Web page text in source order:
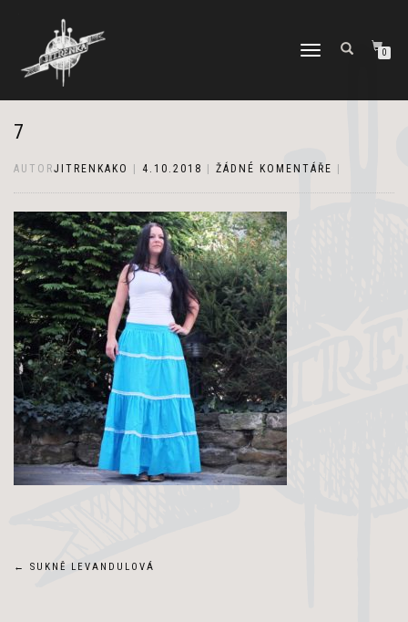
PŘEPNOUT
0
7
AUTORJITRENKAKO 4.10.2018 ŽÁDNÉ KOMENTÁŘE
Navigace
← SUKNĚ LEVANDULOVÁ